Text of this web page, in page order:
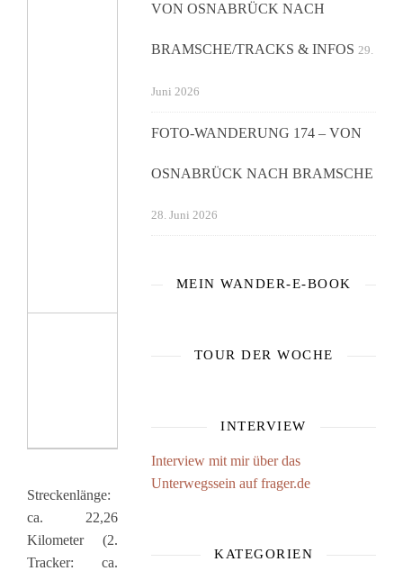
Streckenlänge:
ca. 22,26
Kilometer (2.
Tracker: ca.
VON OSNABRÜCK NACH
BRAMSCHE/TRACKS & INFOS 29.
Juni 2026
FOTO-WANDERUNG 174 – VON
OSNABRÜCK NACH BRAMSCHE
28. Juni 2026
MEIN WANDER-E-BOOK
TOUR DER WOCHE
INTERVIEW
Interview mit mir über das
Unterwegssein auf frager.de
KATEGORIEN